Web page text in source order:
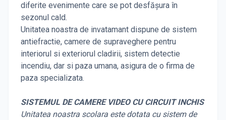
diferite evenimente care se pot desfășura în
sezonul cald.
Unitatea noastra de invatamant dispune de sistem
antiefractie, camere de supraveghere pentru
interiorul si exteriorul cladirii, sistem detectie
incendiu, dar si paza umana, asigura de o firma de
paza specializata.
SISTEMUL DE CAMERE VIDEO CU CIRCUIT INCHIS
Unitatea noastra scolara este dotata cu sistem de